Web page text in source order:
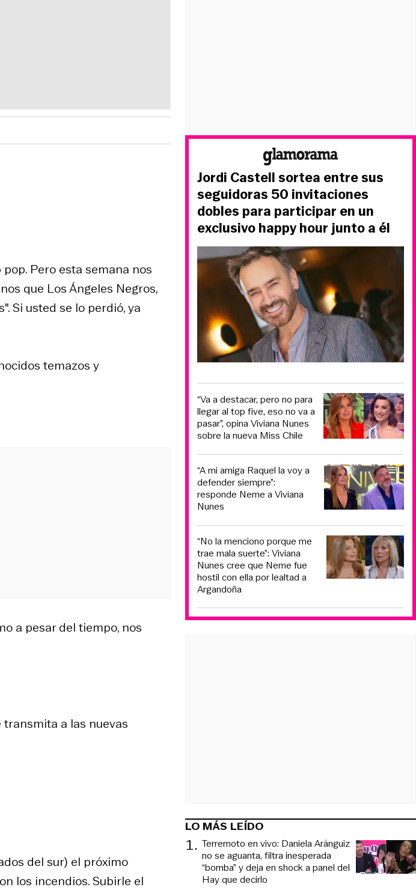
Pero esta semana nos
que Los Ángeles Negros,
Si usted se lo perdió, ya
temazos y
a pesar del tiempo, nos
a las nuevas
del sur) el próximo
los incendios. Subirle el
Jordi Castell sortea entre sus
seguidoras 50 invitaciones
dobles para participar en un
exclusivo happy hour junto a él
“Va a destacar, pero no para
llegar al top five, eso no va a
pasar”, opina Viviana Nunes
sobre la nueva Miss Chile
“A mi amiga Raquel la voy a
defender siempre”:
responde Neme a Viviana
Nunes
“No la menciono porque me
trae mala suerte”: Viviana
Nunes cree que Neme fue
hostil con ella por lealtad a
Argandoña
LO MÁS LEÍDO
1. Terremoto en vivo: Daniela Aránguiz
no se aguanta, filtra inesperada
“bomba” y deja en shock a panel del
Hay que decirlo